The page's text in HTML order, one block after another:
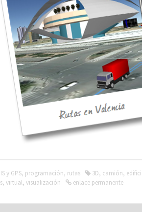
y GPS, programación, rutas 3D, camión,
, virtual, visualización enlace permanente